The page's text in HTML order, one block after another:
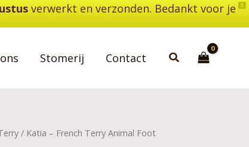
X
verwerkt en verzonden. Bedankt voor je
Stomerij Contact Zoeken
/ Katia – French Terry Animal Foot